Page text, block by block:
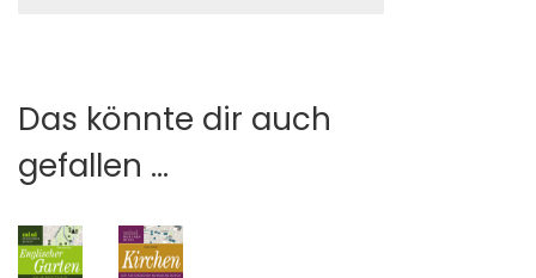
Das könnte dir auch
gefallen …